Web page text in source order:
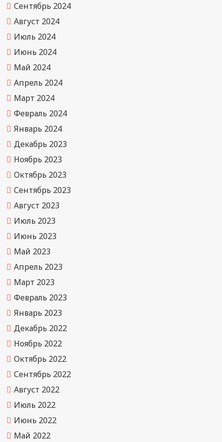
Сентябрь 2024
Август 2024
Июль 2024
Июнь 2024
Май 2024
Апрель 2024
Март 2024
Февраль 2024
Январь 2024
Декабрь 2023
Ноябрь 2023
Октябрь 2023
Сентябрь 2023
Август 2023
Июль 2023
Июнь 2023
Май 2023
Апрель 2023
Март 2023
Февраль 2023
Январь 2023
Декабрь 2022
Ноябрь 2022
Октябрь 2022
Сентябрь 2022
Август 2022
Июль 2022
Июнь 2022
Май 2022